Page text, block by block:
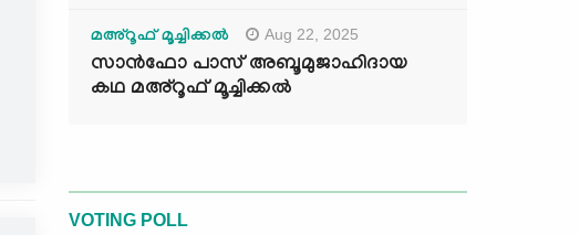
മഅ്റൂഫ് മൂച്ചിക്കല്‍ Aug 22, 2025
സാൻഫോ പാസ് അബൂമുജാഹിദായ
കഥ മഅ്റൂഫ് മൂച്ചിക്കല്‍
VOTING POLL